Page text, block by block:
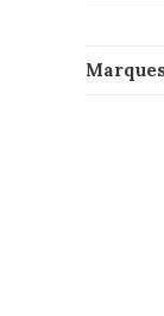
Marques